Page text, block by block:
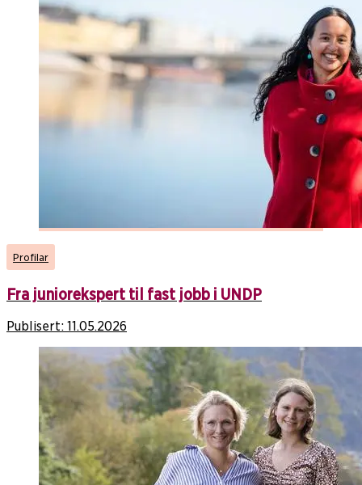
Profilar
Fra juniorekspert til fast jobb i UNDP
Publisert: 11.05.2026